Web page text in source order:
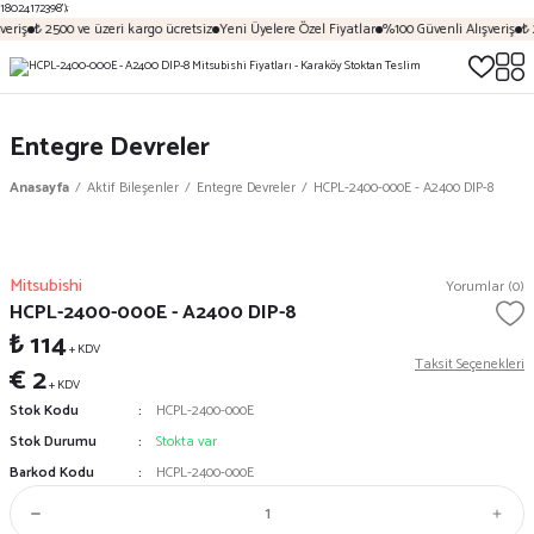
18024172398');
₺ 2500 ve üzeri kargo ücretsiz Yeni Üyelere Özel Fiyatlar %100 Güvenli Alışveriş ₺
Entegre Devreler
Anasayfa Aktif Bileşenler Entegre Devreler HCPL-2400-000E - A2400 DIP-8
Mitsubishi Yorumlar (0)
HCPL-2400-000E - A2400 DIP-8
₺ 114+ KDV
€ 2+ KDV
Taksit Seçenekleri
Stok Kodu
HCPL-2400-000E
Stok Durumu
Stokta var
Barkod Kodu
HCPL-2400-000E